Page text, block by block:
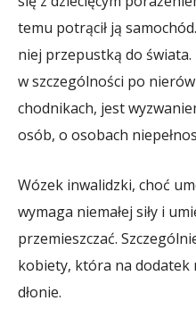
temu potrącił ją
niej przepustką do
w szczególności po
chodnikach, jest
osób, o osobach
Wózek inwalidzki, choć
wymaga niemałej siły i
przemieszczać.
kobiety, która na dodatek
dłonie.